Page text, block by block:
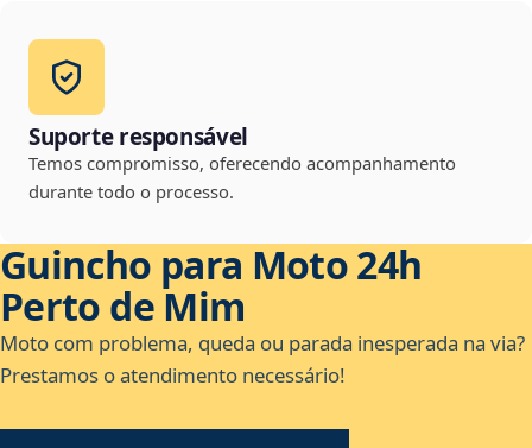
Suporte responsável
Temos compromisso, oferecendo acompanhamento
durante todo o processo.
Guincho para Moto 24h
Perto de Mim
Moto com problema, queda ou parada inesperada na via?
Prestamos o atendimento necessário!